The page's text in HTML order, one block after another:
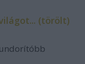
(törölt)